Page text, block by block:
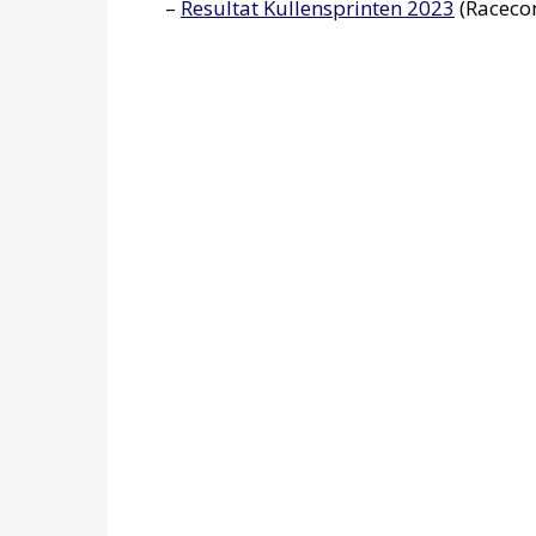
– Resultat Kullensprinten 2023